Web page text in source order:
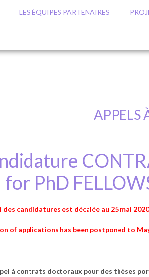
LES ÉQUIPES PARTENAIRES
APPELS
PhD
candidatures est décalée au 25 mai
of applications has been postponed to
à contrats doctoraux pour des thèses